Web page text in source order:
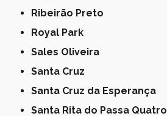
Ribeirão Preto
Royal Park
Sales Oliveira
Santa Cruz
Santa Cruz da Esperança
Santa Rita do Passa Quatro